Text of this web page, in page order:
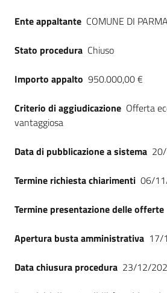
Ente appaltante COMUNE DI PARMA
Stato procedura Chiuso
Importo appalto 950.000,00 €
Criterio di aggiudicazione Offerta
vantaggiosa
Data di pubblicazione a sistema
Termine richiesta chiarimenti 06/
Termine presentazione delle offerte
Apertura busta amministrativa 17/
Data chiusura procedura 23/12/